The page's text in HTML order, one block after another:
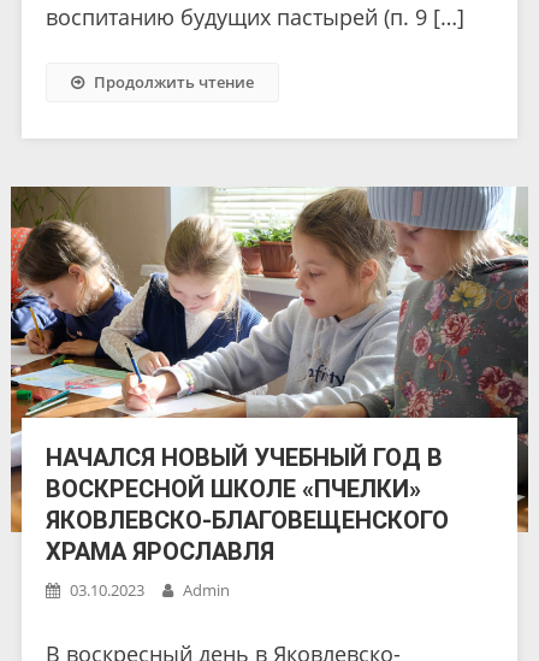
воспитанию будущих пастырей (п. 9 […]
Продолжить чтение
НАЧАЛСЯ НОВЫЙ УЧЕБНЫЙ ГОД В
ВОСКРЕСНОЙ ШКОЛЕ «ПЧЕЛКИ»
ЯКОВЛЕВСКО-БЛАГОВЕЩЕНСКОГО
ХРАМА ЯРОСЛАВЛЯ
03.10.2023 Admin
В воскресный день в Яковлевско-